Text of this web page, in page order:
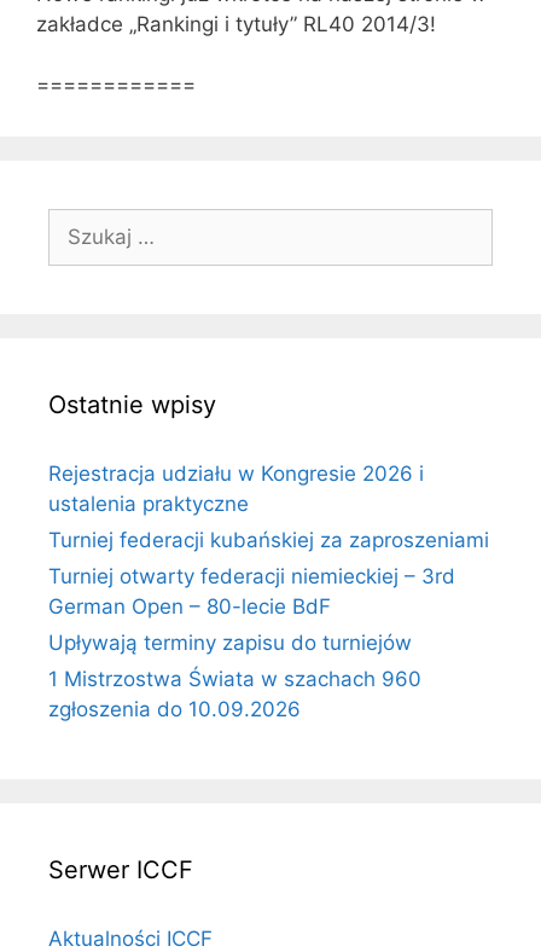
zakładce „Rankingi i tytuły” RL40 2014/3!
============
Szukaj:
Ostatnie wpisy
Rejestracja udziału w Kongresie 2026 i
ustalenia praktyczne
Turniej federacji kubańskiej za zaproszeniami
Turniej otwarty federacji niemieckiej – 3rd
German Open – 80-lecie BdF
Upływają terminy zapisu do turniejów
1 Mistrzostwa Świata w szachach 960
zgłoszenia do 10.09.2026
Serwer ICCF
Aktualności ICCF